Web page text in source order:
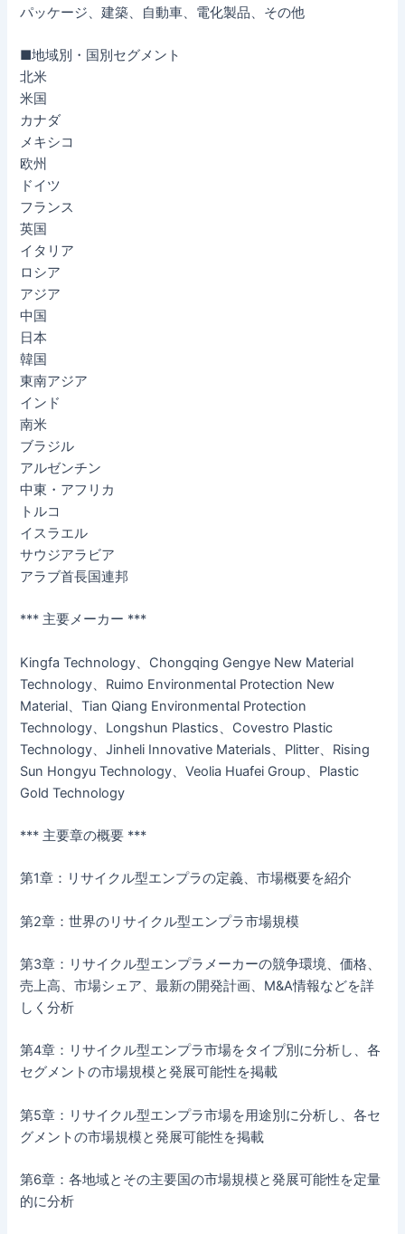
パッケージ、建築、自動車、電化製品、その他
■地域別・国別セグメント
北米
米国
カナダ
メキシコ
欧州
ドイツ
フランス
英国
イタリア
ロシア
アジア
中国
日本
韓国
東南アジア
インド
南米
ブラジル
アルゼンチン
中東・アフリカ
トルコ
イスラエル
サウジアラビア
アラブ首長国連邦
*** 主要メーカー ***
Kingfa Technology、Chongqing Gengye New Material
Technology、Ruimo Environmental Protection New
Material、Tian Qiang Environmental Protection
Technology、Longshun Plastics、Covestro Plastic
Technology、Jinheli Innovative Materials、Plitter、Rising
Sun Hongyu Technology、Veolia Huafei Group、Plastic
Gold Technology
*** 主要章の概要 ***
第1章：リサイクル型エンプラの定義、市場概要を紹介
第2章：世界のリサイクル型エンプラ市場規模
第3章：リサイクル型エンプラメーカーの競争環境、価格、
売上高、市場シェア、最新の開発計画、M&A情報などを詳
しく分析
第4章：リサイクル型エンプラ市場をタイプ別に分析し、各
セグメントの市場規模と発展可能性を掲載
第5章：リサイクル型エンプラ市場を用途別に分析し、各セ
グメントの市場規模と発展可能性を掲載
第6章：各地域とその主要国の市場規模と発展可能性を定量
的に分析